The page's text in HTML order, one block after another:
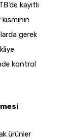
kayıtlı
gerek
kontrol
ürünler